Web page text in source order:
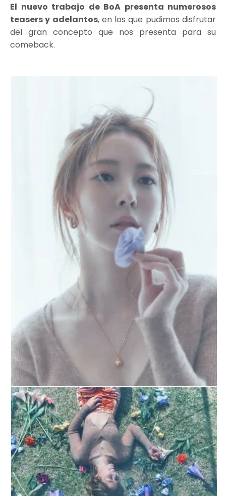
El nuevo trabajo de BoA presenta numerosos
teasers y adelantos, en los que pudimos disfrutar
del gran concepto que nos presenta para su
comeback.